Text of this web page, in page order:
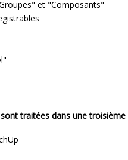
et "Composants"
traitées dans une troisième